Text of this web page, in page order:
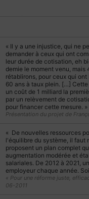
« Il y a une injustice, qui ne
demander à ceux qui ont
leur durée de cotisation, eh
demie le moment venu,
rétablirons, pour ceux qui
60 ans à taux plein. […]
un coût de 1 milliard la
par un relèvement de
pour financer cette mesure. »
Présentation du projet de
« De nouvelles ressources
l'équilibre du système, il faut
proposent un plan complet
augmentation modérée et
salariales. De 2012 à 2021,
employeur chaque année.
« Pour une réforme juste,
06-2011